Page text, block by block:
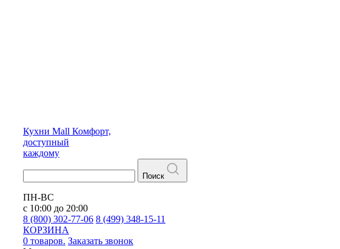
Кухни Mall Комфорт,
доступный
каждому
Поиск
ПН-ВС
с 10:00 до 20:00
8 (800) 302-77-06 8 (499) 348-15-11
КОРЗИНА
0 товаров. Заказать звонок